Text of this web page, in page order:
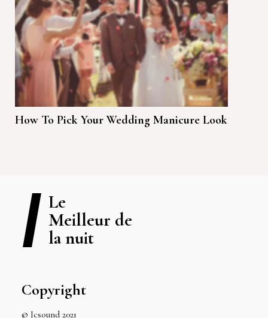
How To Pick Your Wedding Manicure Look
Le
Meilleur de
la nuit
Copyright
© Jcsound 2021